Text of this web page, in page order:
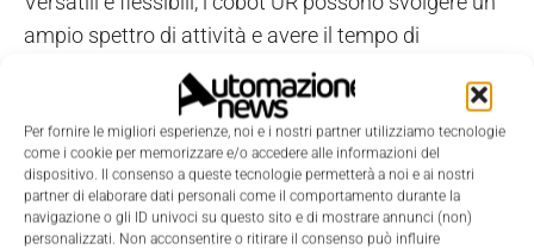
Per fornire le migliori esperienze, noi e i nostri partner utilizziamo tecnologie
come i cookie per memorizzare e/o accedere alle informazioni del
dispositivo. Il consenso a queste tecnologie permetterà a noi e ai nostri
partner di elaborare dati personali come il comportamento durante la
navigazione o gli ID univoci su questo sito e di mostrare annunci (non)
personalizzati. Non acconsentire o ritirare il consenso può influire
ampio spettro di attività e avere il tempo di
ammortamento più veloce del settore, caratteristica
che li rende un'opzione percorribile anche per le
piccole imprese per cui le soluzioni robotiche
convenzionali possono risultare troppo costose o
non applicabili per ragioni di spazio.